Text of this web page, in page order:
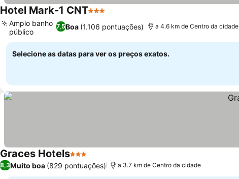
Hotel Mark-1 CNT3 Estrelas
7,5Boa (1.106 pontuações)
Amplo banho
público
a 4.6 km de Centro da cidade
Selecione as datas para ver os preços exatos.
Graces Hotels3 EstrelasVer preços
8,3Muito boa (829 pontuações) a 3.7 km de Centro da cidade